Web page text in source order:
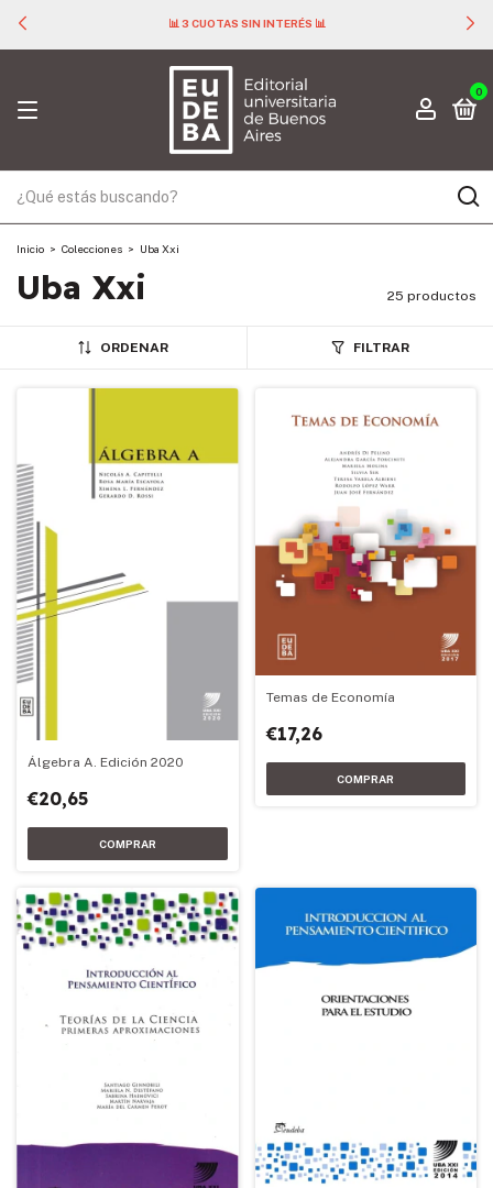
📊 3 CUOTAS SIN INTERÉS 📊
0
Inicio > Colecciones > Uba Xxi
Uba Xxi 25 productos
ORDENAR FILTRAR
Álgebra A. Edición 2020
€20,65
Temas de Economía
€17,26